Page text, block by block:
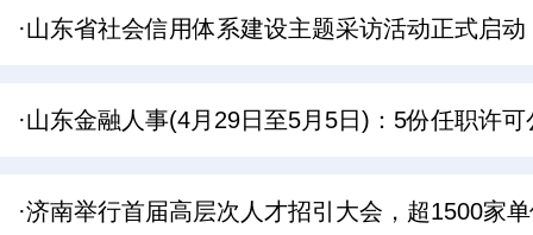
·山东省社会信用体系建设主题采访活动正式启动
·山东金融人事(4月29日至5月5日)：5份任职许
·济南举行首届高层次人才招引大会，超1500家